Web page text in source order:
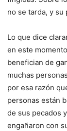
no se tarda, y su
Lo que dice
en este
benefician de
muchas
por esa razón
personas están
de sus pecados
engañaron con